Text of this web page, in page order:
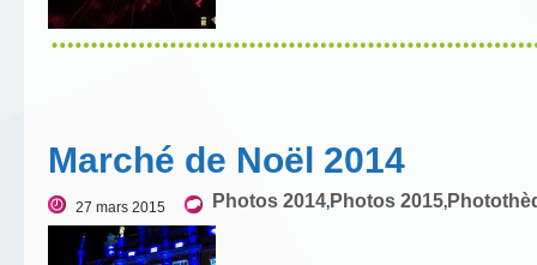
Marché de Noël 2014
27 mars 2015 Photos 2014, Photos 2015,